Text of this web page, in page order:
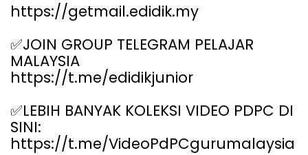
https://getmail.edidik.my
✅JOIN GROUP TELEGRAM PELAJAR
MALAYSIA
https://t.me/edidikjunior
✅LEBIH BANYAK KOLEKSI VIDEO PDPC DI
SINI:
https://t.me/VideoPdPCgurumalaysia